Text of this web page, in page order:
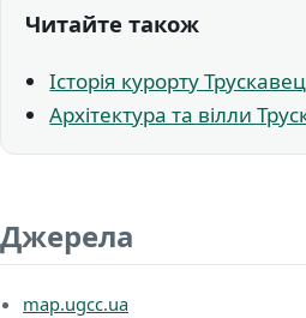
Читайте також
Історія курорту
Архітектура та вілли
Джерела
map.ugcc.ua